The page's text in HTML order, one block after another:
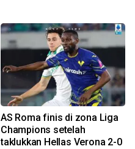
AS Roma finis di zona Liga
Champions setelah
taklukkan Hellas Verona 2-0